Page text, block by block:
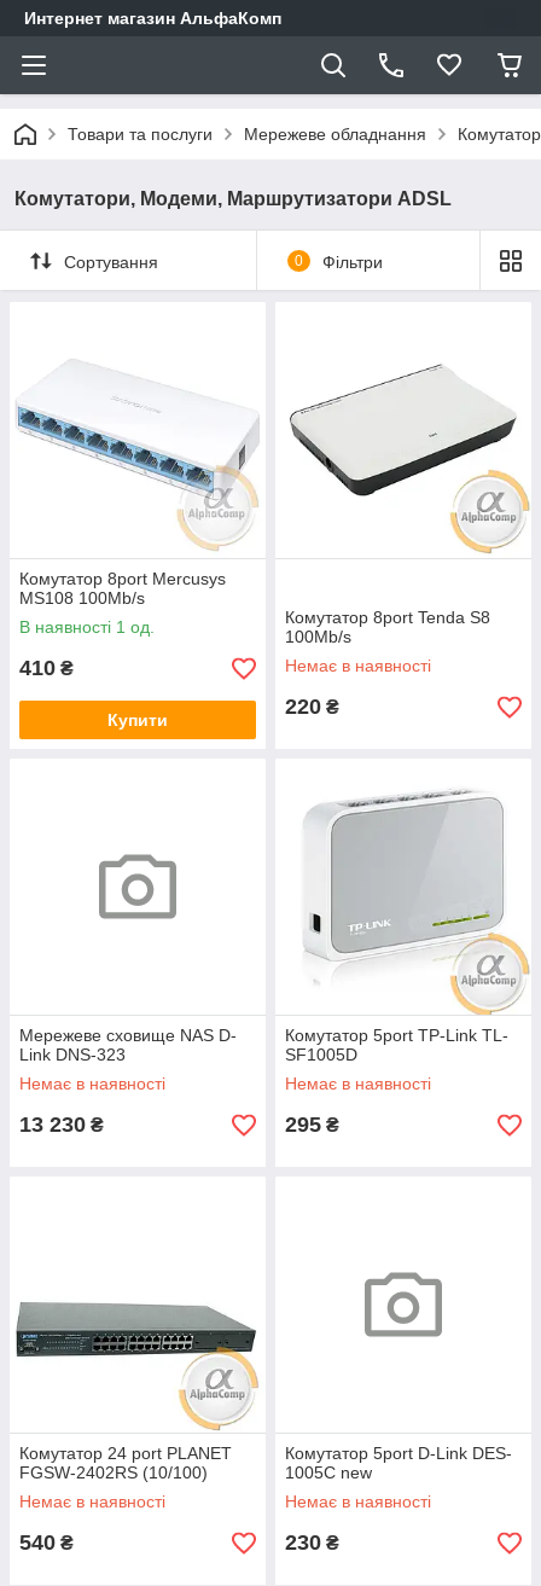
Интернет магазин АльфаКомп
Товари та послуги Мережеве обладнання
Комутатори, Модеми, Маршрутизатори ADSL
Сортування 0 Фільтри
Комутатор 8port Mercusys
MS108 100Mb/s
В наявності 1 од.
410 ₴
Купити
Комутатор 8port Tenda S8
100Mb/s
Немає в наявності
220 ₴
Мережеве сховище NAS D-
Link DNS-323
Немає в наявності
13 230 ₴
Комутатор 5port TP-Link TL-
SF1005D
Немає в наявності
295 ₴
Комутатор 24 port PLANET
FGSW-2402RS (10/100)
Немає в наявності
540 ₴
Комутатор 5port D-Link DES-
1005C new
Немає в наявності
230 ₴